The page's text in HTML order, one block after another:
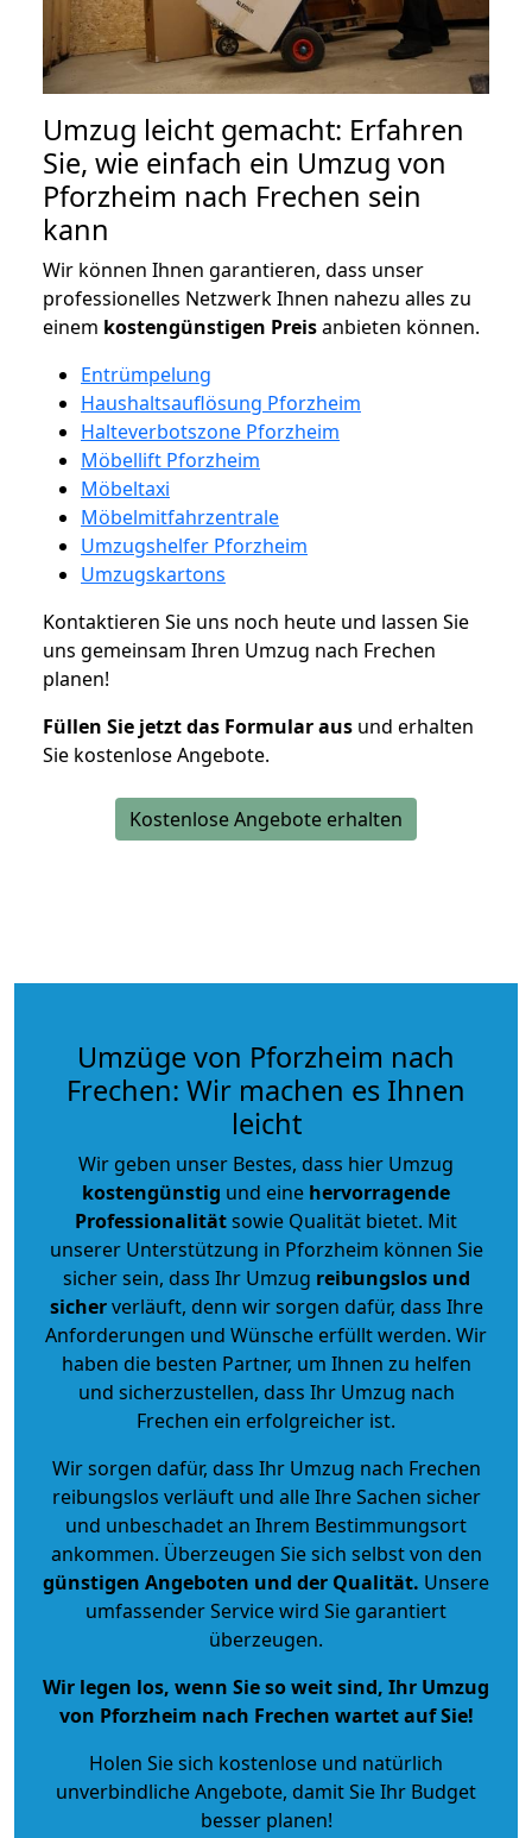
Umzug leicht gemacht: Erfahren
Sie, wie einfach ein Umzug von
Pforzheim nach Frechen sein
kann
Wir können Ihnen garantieren, dass unser
professionelles Netzwerk Ihnen nahezu alles zu
einem kostengünstigen Preisanbieten können.
Entrümpelung
Haushaltsauflösung Pforzheim
Halteverbotszone Pforzheim
Möbellift Pforzheim
Möbeltaxi
Möbelmitfahrzentrale
Umzugshelfer Pforzheim
Umzugskartons
Kontaktieren Sie uns noch heute und lassen Sie
uns gemeinsam Ihren Umzug nach Frechen
planen!
Füllen Sie jetzt das Formular aus und erhalten
Sie kostenlose Angebote.
Kostenlose Angebote erhalten
Umzüge von Pforzheim nach
Frechen: Wir machen es Ihnen
leicht
Wir geben unser Bestes, dass hier Umzug
kostengünstig und eine hervorragende
Professionalitätsowie Qualität bietet. Mit
unserer Unterstützung in Pforzheim können Sie
sicher sein, dass Ihr Umzug reibungslos und
sicherverläuft, denn wir sorgen dafür, dass Ihre
Anforderungen und Wünsche erfüllt werden. Wir
haben die besten Partner, um Ihnen zu helfen
und sicherzustellen, dass Ihr Umzug nach
Frechen ein erfolgreicher ist.
Wir sorgen dafür, dass Ihr Umzug nach Frechen
reibungslos verläuft und alle Ihre Sachen sicher
und unbeschadet an Ihrem Bestimmungsort
ankommen. Überzeugen Sie sich selbst von den
günstigen Angeboten und der Qualität. Unsere
umfassender Service wird Sie garantiert
überzeugen.
Wir legen los, wenn Sie so weit sind, Ihr Umzug
von Pforzheim nach Frechen wartet auf Sie!
Holen Sie sich kostenlose und natürlich
unverbindliche Angebote, damit Sie Ihr Budget
besser planen!